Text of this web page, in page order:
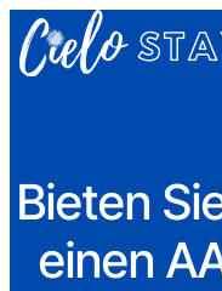
Bieten
einen